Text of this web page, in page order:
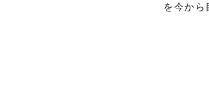
を今から